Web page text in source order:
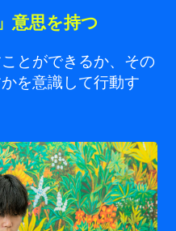
意思を持つ
とができるか、その
を意識して行動す